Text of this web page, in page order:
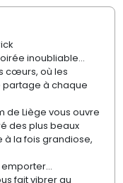
inoubliable…
cœurs, où les
partage à chaque
de Liège vous ouvre
des plus beaux
à la fois grandiose,
emporter…
fait vibrer au